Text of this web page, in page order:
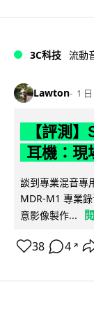
3C科技 流動
Lawton 1 日
【評測
耳機：現
談到專業混音專
MDR-M1 專業
意影像製作...
38 4 ↗